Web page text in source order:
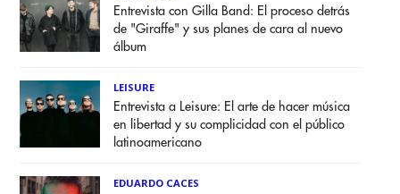
Entrevista con Gilla Band: El proceso detrás
de "Giraffe" y sus planes de cara al nuevo
álbum
LEISURE
Entrevista a Leisure: El arte de hacer música
en libertad y su complicidad con el público
latinoamericano
EDUARDO CACES